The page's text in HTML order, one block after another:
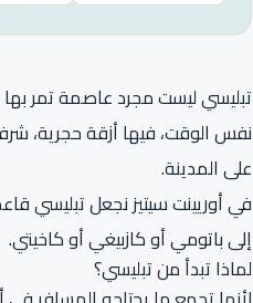
تبليسي ليست مجرد عاصمة تمر
نفس الوقت، فيها أزقة حجرية،
على المدينة.
في أوريينت سيتيز نجعل تبليسي
إلى باتومي أو كازبيغي أو كاخيتي.
لماذا تبدأ من تبليسي؟